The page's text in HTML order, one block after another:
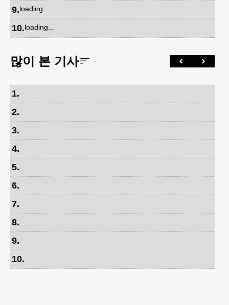
9.loading...
10.loading...
많이 본 기사
1.
2.
3.
4.
5.
6.
7.
8.
9.
10.